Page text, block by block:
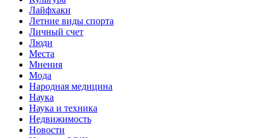
Лайфхаки
Летние виды спорта
Личный счет
Люди
Места
Мнения
Мода
Народная медицина
Наука
Наука и техника
Недвижимость
Новости